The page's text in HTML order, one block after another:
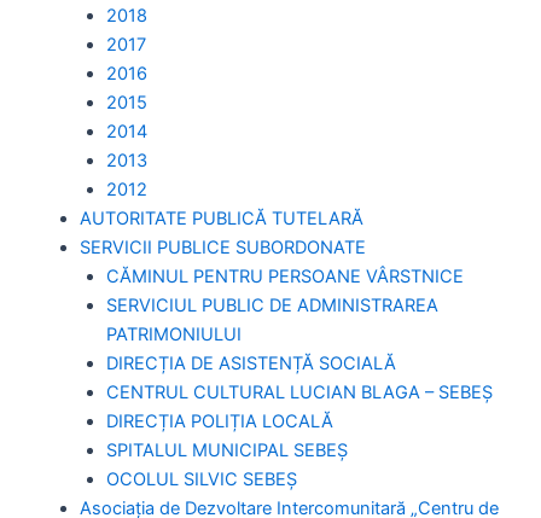
2018
2017
2016
2015
2014
2013
2012
AUTORITATE PUBLICĂ TUTELARĂ
SERVICII PUBLICE SUBORDONATE
CĂMINUL PENTRU PERSOANE VÂRSTNICE
SERVICIUL PUBLIC DE ADMINISTRAREA
PATRIMONIULUI
DIRECȚIA DE ASISTENȚĂ SOCIALĂ
CENTRUL CULTURAL LUCIAN BLAGA – SEBEȘ
DIRECȚIA POLIȚIA LOCALĂ
SPITALUL MUNICIPAL SEBEȘ
OCOLUL SILVIC SEBEȘ
Asociația de Dezvoltare Intercomunitară „Centru de